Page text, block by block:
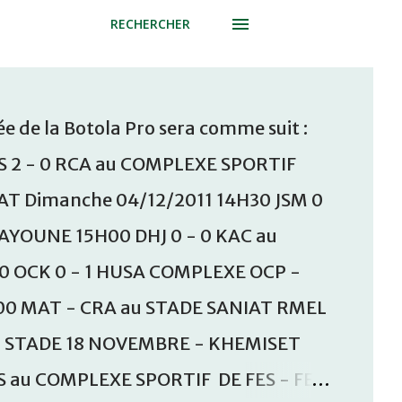
RECHERCHER
de la Botola Pro sera comme suit :
- 0 RCA au COMPLEXE SPORTIF
Dimanche 04/12/2011 14H30 JSM 0
15H00 DHJ 0 - 0 KAC au
OCK 0 - 1 HUSA COMPLEXE OCP -
MAT - CRA au STADE SANIAT RMEL
18 NOVEMBRE - KHEMISET
COMPLEXE SPORTIF DE FES - FES